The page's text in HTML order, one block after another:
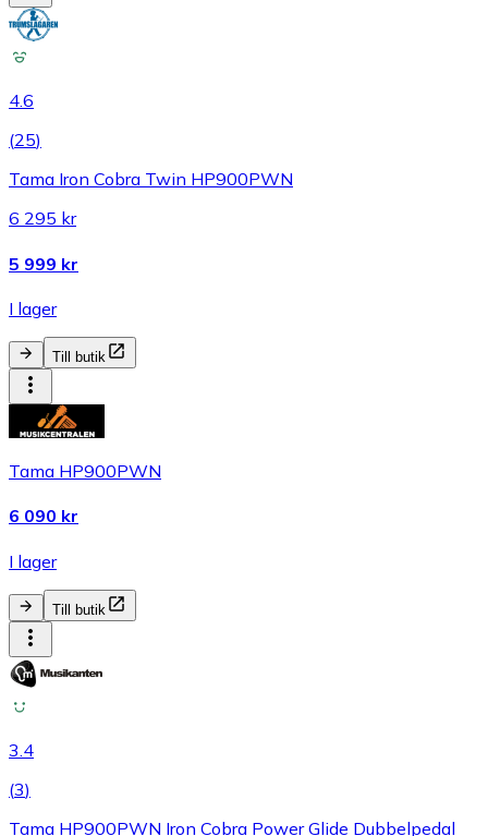
4.6
(25)
Tama Iron Cobra Twin HP900PWN
6 295 kr
5 999 kr
I lager
Till butik
Tama HP900PWN
6 090 kr
I lager
Till butik
3.4
(3)
Tama HP900PWN Iron Cobra Power Glide Dubbelpedal